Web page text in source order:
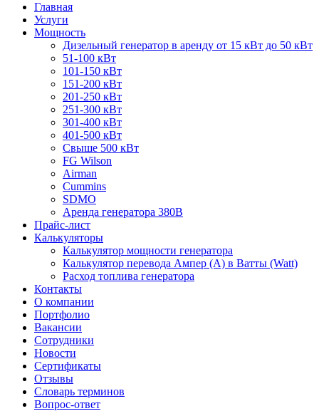
Главная
Услуги
Мощность
Дизельный генератор в аренду от 15 кВт до 50 кВт
51-100 кВт
101-150 кВт
151-200 кВт
201-250 кВт
251-300 кВт
301-400 кВт
401-500 кВт
Свыше 500 кВт
FG Wilson
Airman
Cummins
SDMO
Аренда генератора 380В
Прайс-лист
Калькуляторы
Калькулятор мощности генератора
Калькулятор перевода Ампер (A) в Ватты (Watt)
Расход топлива генератора
Контакты
О компании
Портфолио
Вакансии
Сотрудники
Новости
Сертификаты
Отзывы
Словарь терминов
Вопрос-ответ